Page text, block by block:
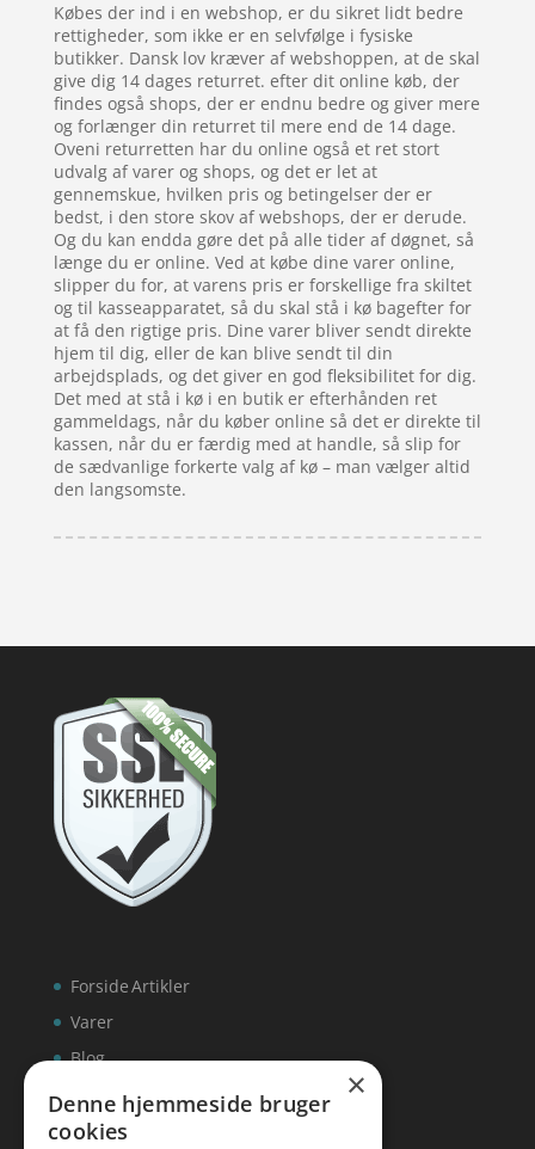
Købes der ind i en webshop, er du sikret lidt bedre
rettigheder, som ikke er en selvfølge i fysiske
butikker. Dansk lov kræver af webshoppen, at de skal
give dig 14 dages returret. efter dit online køb, der
findes også shops, der er endnu bedre og giver mere
og forlænger din returret til mere end de 14 dage.
Oveni returretten har du online også et ret stort
udvalg af varer og shops, og det er let at
gennemskue, hvilken pris og betingelser der er
bedst, i den store skov af webshops, der er derude.
Og du kan endda gøre det på alle tider af døgnet, så
længe du er online. Ved at købe dine varer online,
slipper du for, at varens pris er forskellige fra skiltet
og til kasseapparatet, så du skal stå i kø bagefter for
at få den rigtige pris. Dine varer bliver sendt direkte
hjem til dig, eller de kan blive sendt til din
arbejdsplads, og det giver en god fleksibilitet for dig.
Det med at stå i kø i en butik er efterhånden ret
gammeldags, når du køber online så det er direkte til
kassen, når du er færdig med at handle, så slip for
de sædvanlige forkerte valg af kø – man vælger altid
den langsomste.
Forside
Varer
Blog
Kontakt
Artikler
×
Denne hjemmeside bruger
cookies